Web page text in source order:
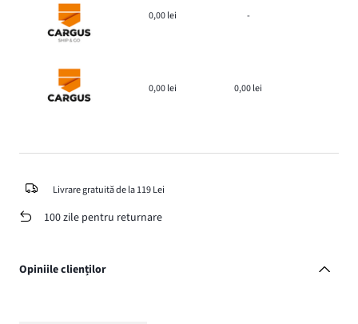
0,00 lei -
0,00 lei 0,00 lei
Livrare gratuită de la 119 Lei
100 zile pentru returnare
Opiniile clienților